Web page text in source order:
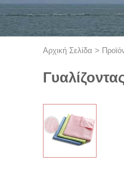
Αρχική Σελίδα >